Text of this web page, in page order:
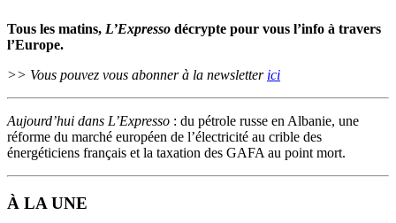
Tous les matins, L’Expresso décrypte pour vous l’info à travers
l’Europe.
>> Vous pouvez vous abonner à la newsletter ici
Aujourd’hui dans L’Expresso : du pétrole russe en Albanie, une
réforme du marché européen de l’électricité au crible des
énergéticiens français et la taxation des GAFA au point mort.
À LA UNE